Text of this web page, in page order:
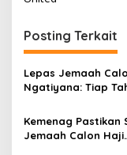
g
a
s
p
o
Posting Terkait
Lepas Jemaah
Ngatiyana: Tiap
Peningkatan
Cimahi
Kemenag Pastikan
Jemaah Calon Haji